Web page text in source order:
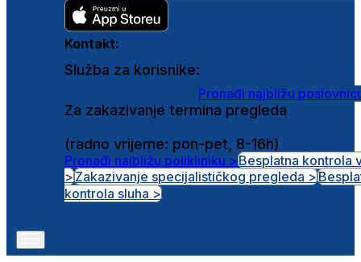
Kontakt:
Služba za korisnike:
Pronađi najbližu
Za zakazivanje termina pregleda
(radno vrijeme: pon-pet, 8-16h)
Pronađi najbližu polikliniku >Besplatna kontrola
>Zakazivanje specijalističkog pregleda >
kontrola sluha >